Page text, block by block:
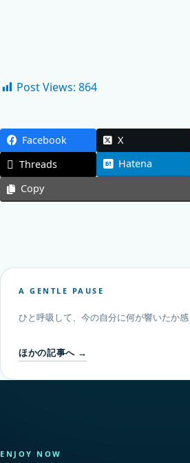
Post Views: 864
Facebook X
Threads
Hatena
Copy
A GENTLE PAUSE
ひと呼吸して、今の自分に何が響いたか感
ほかの記事へ →
ENJOY NOW